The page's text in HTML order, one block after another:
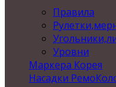
Правила
Уровни
Маркера Корея
Насадки